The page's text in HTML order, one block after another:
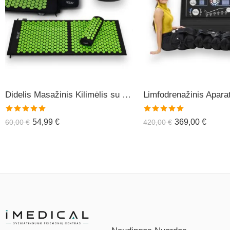
Didelis Masažinis Kilimėlis su Pagalve XL-CLASSIC1
Įvertinimas:
5.00iš 5
60,00€ 54,99 €
Įvertinimas:
5.00iš 5
420,00€ 369,00 €